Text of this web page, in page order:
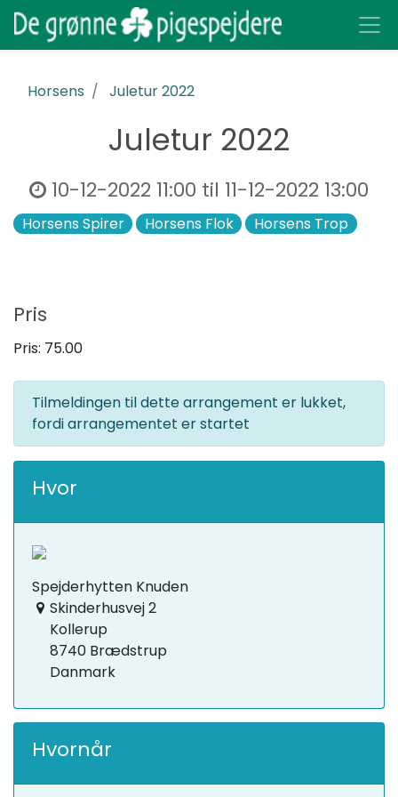
Horsens Juletur 2022
Juletur 2022
10-12-2022 11:00 til 11-12-2022 13:00
Horsens Spirer Horsens Flok Horsens Trop
Pris
Pris: 75.00
Tilmeldingen til dette arrangement er lukket,
fordi arrangementet er startet
Hvor
Spejderhytten Knuden
Skinderhusvej 2
Kollerup
8740 Brædstrup
Danmark
Hvornår